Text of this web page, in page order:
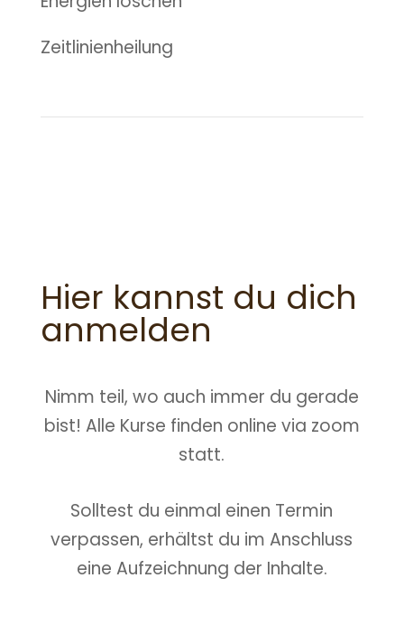
Zeitlinienheilung
Hier kannst du dich
anmelden
Nimm teil, wo auch immer du gerade
bist! Alle Kurse finden online via zoom
statt.
Solltest du einmal einen Termin
verpassen, erhältst du im Anschluss
eine Aufzeichnung der Inhalte.